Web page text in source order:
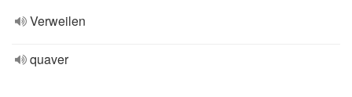
Verweilen
quaver